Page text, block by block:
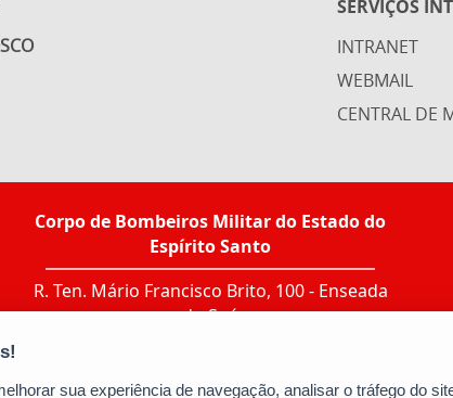
SERVIÇOS
INTRANET
WEBMAIL
CENTRAL DE
Corpo de Bombeiros Militar do Estado do
Espírito Santo
R. Ten. Mário Francisco Brito, 100 - Enseada
do Suá
contatos"
sua experiência de navegação, analisar o tráfego do